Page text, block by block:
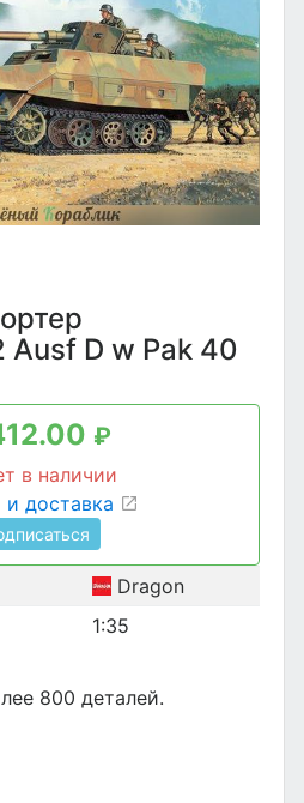
Ausf D w Pak 40
₽
в наличии
и доставка
Dragon
1:35
800 деталей.